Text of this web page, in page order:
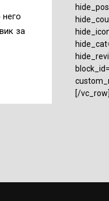
за
[/vc_row]